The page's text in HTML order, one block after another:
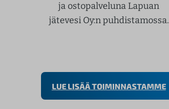
ja ostopalveluna Lapuan
jätevesi Oy:n puhdistamossa.
LUE LISÄÄ TOIMINNASTAMME